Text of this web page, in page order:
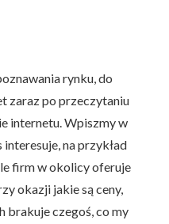
rynku, do
zaraz po przeczytaniu
internetu. Wpiszmy w
na przykład
firm w okolicy oferuje
okazji jakie są ceny,
brakuje czegoś, co my